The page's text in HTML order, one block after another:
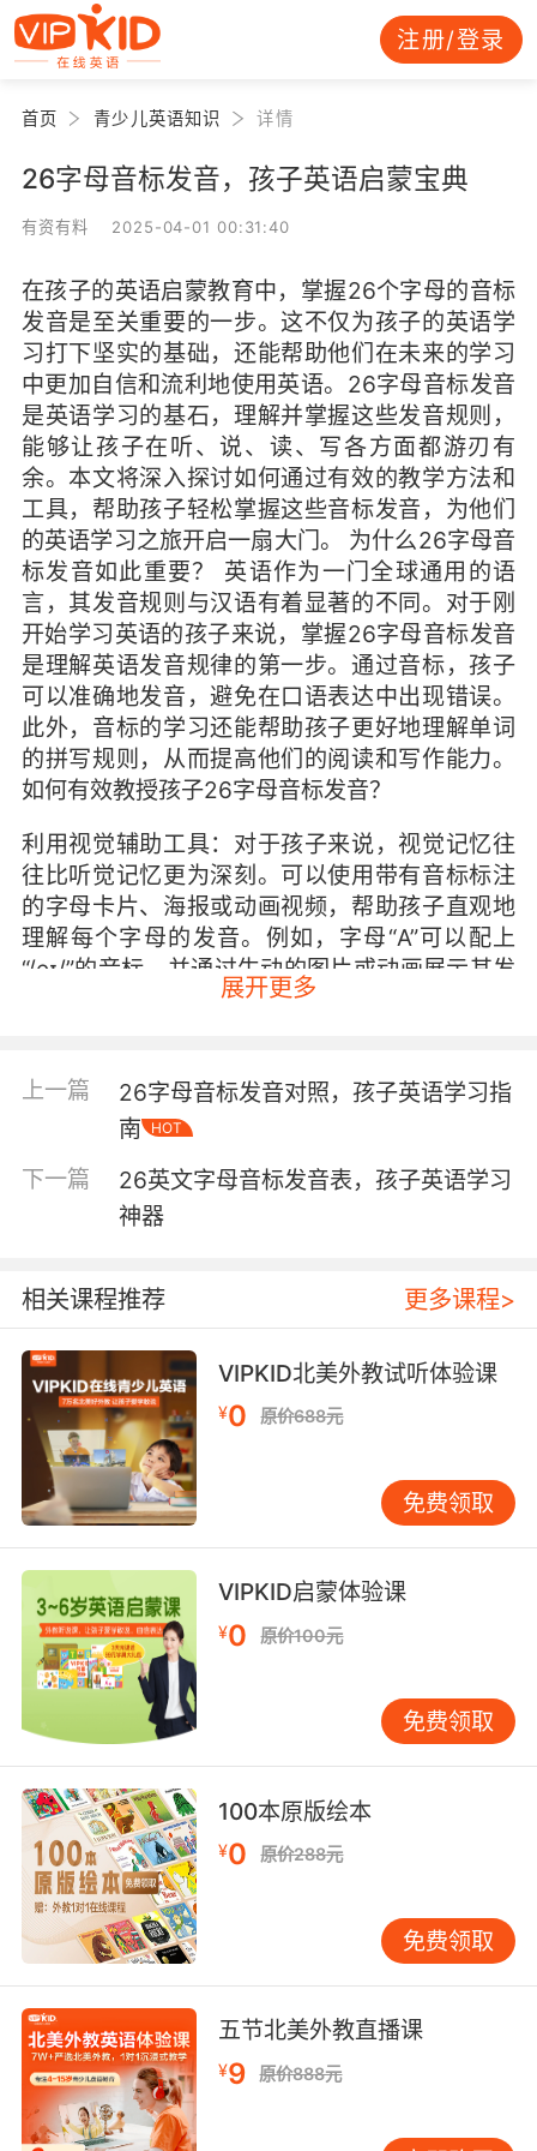
注册/登录
首页 青少儿英语知识 详情
26字母音标发音，孩子英语启蒙宝典
有资有料 2025-04-01 00:31:40
在孩子的英语启蒙教育中，掌握26个字母的音标
发音是至关重要的一步。这不仅为孩子的英语学
习打下坚实的基础，还能帮助他们在未来的学习
中更加自信和流利地使用英语。26字母音标发音
是英语学习的基石，理解并掌握这些发音规则，
能够让孩子在听、说、读、写各方面都游刃有
余。本文将深入探讨如何通过有效的教学方法和
工具，帮助孩子轻松掌握这些音标发音，为他们
的英语学习之旅开启一扇大门。 为什么26字母音
标发音如此重要？ 英语作为一门全球通用的语
言，其发音规则与汉语有着显著的不同。对于刚
开始学习英语的孩子来说，掌握26字母音标发音
是理解英语发音规律的第一步。通过音标，孩子
可以准确地发音，避免在口语表达中出现错误。
此外，音标的学习还能帮助孩子更好地理解单词
的拼写规则，从而提高他们的阅读和写作能力。
如何有效教授孩子26字母音标发音？
利用视觉辅助工具：对于孩子来说，视觉记忆往
往比听觉记忆更为深刻。可以使用带有音标标注
的字母卡片、海报或动画视频，帮助孩子直观地
理解每个字母的发音。例如，字母“A”可以配上
“/eɪ/”的音标，并通过生动的图片或动画展示其发
将学习过程与游戏结合，能够大大提高他们的学
习兴趣。可以通过字母拼图、发音接龙等游戏，
让孩子在玩乐中掌握音标发音。例如，家长可以
和孩子一起玩“找字母”的游戏，让孩子在找到字
母的同时，准确读出其音标。
可以通过日常对话、歌曲、故事等形式，让孩子
反复练习每个字母的发音。例如，在唱字母歌
时，可以特别强调每个字母的音标发音，帮助孩
子加深记忆。
利用科技工具：现代科技为孩子的学习提供了丰
富的资源。可以使用英语学习APP、在线课程
等，让孩子通过互动式学习，掌握音标发音。例
可以通过模仿和对比，纠正自己的发音。
常见问题及解决方法 在教授孩子26字母音标发音
的过程中，家长和老师可能会遇到一些常见问
题。例如，孩子可能会混淆某些发音相似的字
母，如“B”和“D”，或者“P”和“T”。针对这些问题，
可以通过以下方法进行解决：
区分发音特点：通过对比发音，帮助孩子理解每
个字母的发音特点。例如，可以让孩子观察发音
时嘴唇和舌头的位置，从而区分“B”和“D”的发
音。
多听多模仿：让孩子多听标准的发音示范，并通
过模仿练习，纠正自己的发音。可以通过播放英
语儿歌、故事等，让孩子在潜移默化中掌握正确
的发音。
鼓励和表扬：在孩子取得进步时，及时给予鼓励
和表扬，增强他们的学习动力。可以通过设立小
展开更多
上一篇
26字母音标发音对照，孩子英语学习指
南
HOT
下一篇
26英文字母音标发音表，孩子英语学习
神器
相关课程推荐 更多课程>
VIPKID北美外教试听体验课
¥0 原价688元
免费领取
VIPKID启蒙体验课
¥0 原价100元
免费领取
100本原版绘本
¥0 原价288元
免费领取
五节北美外教直播课
¥9 原价888元